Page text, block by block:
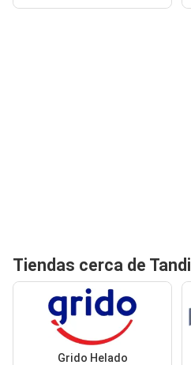
Tiendas cerca de Tandil
Grido Helado